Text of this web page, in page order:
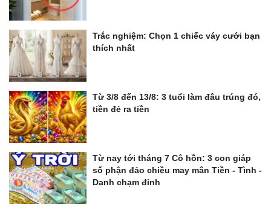
Trắc nghiệm: Chọn 1 chiếc váy cưới bạn
thích nhất
Từ 3/8 đến 13/8: 3 tuổi làm đâu trúng đó,
tiền đẻ ra tiền
Từ nay tới tháng 7 Cô hồn: 3 con giáp
số phận đảo chiều may mắn Tiền - Tình -
Danh chạm đỉnh